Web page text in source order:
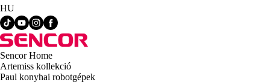
HU
Sencor Home
Artemiss kollekció
Paul konyhai robotgépek